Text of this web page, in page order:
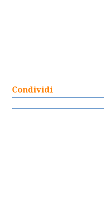
Condividi